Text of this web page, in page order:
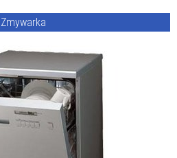
Zmywarka